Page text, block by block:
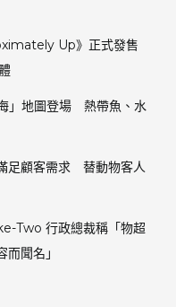
Up》正式發售
」地圖登場 熱帶魚、水
足顧客需求 替動物客人
Two 行政總裁稱「物超
聞名」